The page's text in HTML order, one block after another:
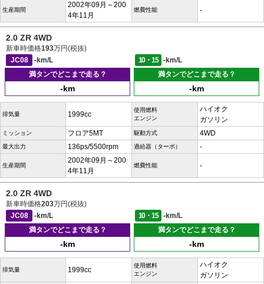
生産期間
2002年09月～200
4年11月
燃費性能 -
2.0 ZR 4WD
新車時価格193万円(税抜)
JC08
-km/L 10・15
-km/L
満タンでどこまで走る？
-km
満タンでどこまで走る？
-km
排気量 1999cc
使用燃料
エンジン
ハイオク
ガソリン
ミッション フロア5MT 駆動方式 4WD
最大出力 136ps/5500rpm 過給器（ターボ） -
生産期間
2002年09月～200
4年11月
燃費性能 -
2.0 ZR 4WD
新車時価格203万円(税抜)
JC08
-km/L 10・15
-km/L
満タンでどこまで走る？
-km
満タンでどこまで走る？
-km
排気量 1999cc
使用燃料
エンジン
ハイオク
ガソリン